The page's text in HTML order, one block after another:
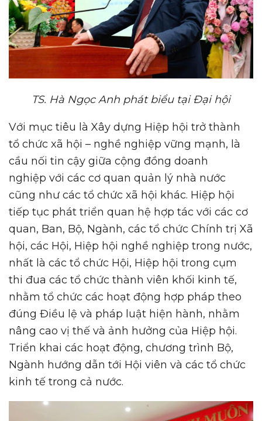
TS. Hà Ngọc Anh phát biểu tại Đại hội
Với mục tiêu là Xây dựng Hiệp hội trở thành
tổ chức xã hội – nghề nghiệp vững mạnh, là
cầu nối tin cậy giữa cộng đồng doanh
nghiệp với các cơ quan quản lý nhà nước
cũng như các tổ chức xã hội khác. Hiệp hội
tiếp tục phát triển quan hệ hợp tác với các cơ
quan, Ban, Bộ, Ngành, các tổ chức Chính trị Xã
hội, các Hội, Hiệp hội nghề nghiệp trong nước,
nhất là các tổ chức Hội, Hiệp hội trong cụm
thi đua các tổ chức thành viên khối kinh tế,
nhằm tổ chức các hoạt động hợp pháp theo
đúng Điều lệ và pháp luật hiện hành, nhằm
nâng cao vị thế và ảnh hưởng của Hiệp hội.
Triển khai các hoạt động, chương trình Bộ,
Ngành hướng dẫn tới Hội viên và các tổ chức
kinh tế trong cả nước.